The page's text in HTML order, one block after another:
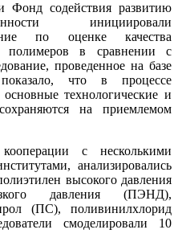
Фонд содействия развитию
инициировали
по оценке качества
полимеров в сравнении с
проведенное на базе
что в процессе
технологические и
на приемлемом
с несколькими
анализировались
высокого давления
давления (ПЭНД),
(ПС), поливинилхлорид
смоделировали 10